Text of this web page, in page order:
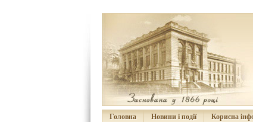
Головна Новини і події Корисна